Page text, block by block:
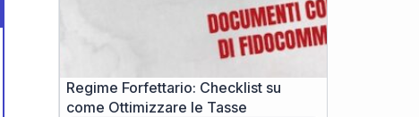
Regime Forfettario: Checklist su
come Ottimizzare le Tasse